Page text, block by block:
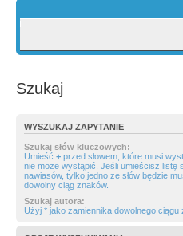
Szukaj
WYSZUKAJ ZAPYTANIE
Szukaj słów kluczowych:
Umieść + przed słowem, które musi
nie może wystąpić. Jeśli umieścisz listę
nawiasów, tylko jedno ze słów będzie
dowolny ciąg znaków.
Szukaj autora:
Użyj * jako zamiennika dowolnego ciągu